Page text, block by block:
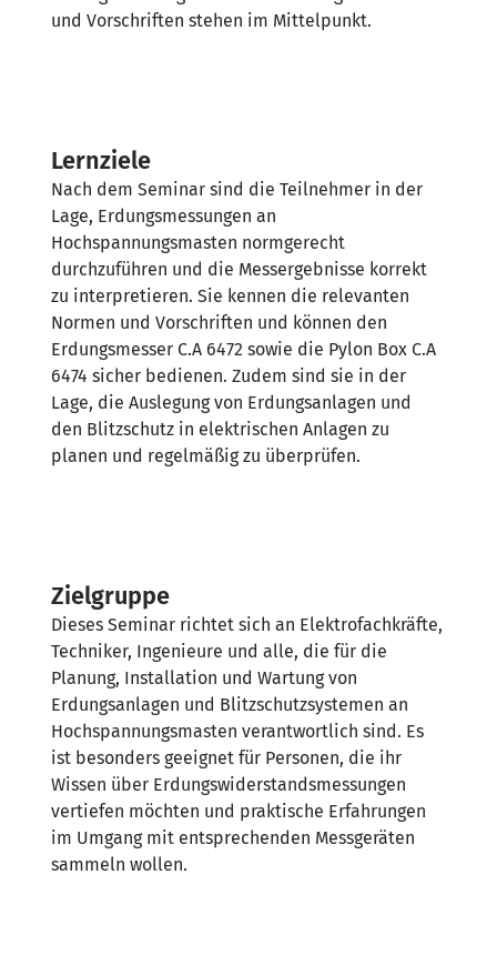
und Vorschriften stehen im Mittelpunkt.
Lernziele
Nach dem Seminar sind die Teilnehmer in der
Lage, Erdungsmessungen an
Hochspannungsmasten normgerecht
durchzuführen und die Messergebnisse korrekt
zu interpretieren. Sie kennen die relevanten
Normen und Vorschriften und können den
Erdungsmesser C.A 6472 sowie die Pylon Box C.A
6474 sicher bedienen. Zudem sind sie in der
Lage, die Auslegung von Erdungsanlagen und
den Blitzschutz in elektrischen Anlagen zu
planen und regelmäßig zu überprüfen.
Zielgruppe
Dieses Seminar richtet sich an Elektrofachkräfte,
Techniker, Ingenieure und alle, die für die
Planung, Installation und Wartung von
Erdungsanlagen und Blitzschutzsystemen an
Hochspannungsmasten verantwortlich sind. Es
ist besonders geeignet für Personen, die ihr
Wissen über Erdungswiderstandsmessungen
vertiefen möchten und praktische Erfahrungen
im Umgang mit entsprechenden Messgeräten
sammeln wollen.